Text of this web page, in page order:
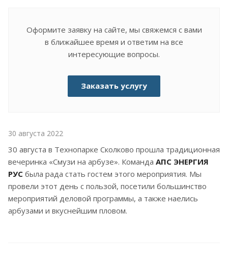
Оформите заявку на сайте, мы свяжемся с вами
в ближайшее время и ответим на все
интересующие вопросы.
Заказать услугу
30 августа 2022
30 августа в Технопарке Сколково прошла традиционная
вечеринка «Смузи на арбузе». Команда АПС ЭНЕРГИЯ
РУС была рада стать гостем этого мероприятия. Мы
провели этот день с пользой, посетили большинство
мероприятий деловой программы, а также наелись
арбузами и вкуснейшим пловом.